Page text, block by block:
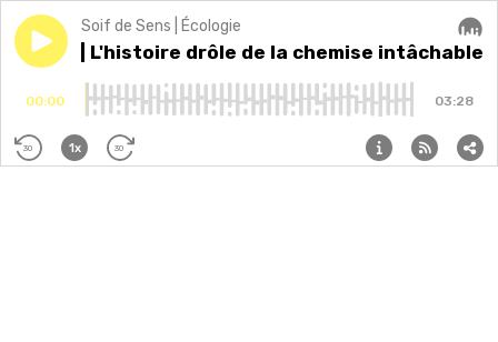
Play episodeExtrait | L'histoire drôle de la chemise intâchable
Soif de Sens | Écologie
Extrait | L'histoire drôle de la chemise intâchable
00:00 03:28
30 1x 30